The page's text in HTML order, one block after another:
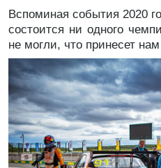
Вспоминая события 2020
состоится ни одного
не могли, что принесет